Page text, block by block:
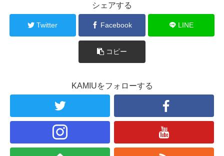
シェアする
Twitter Facebook LINE
コピー
KAMIUをフォローする